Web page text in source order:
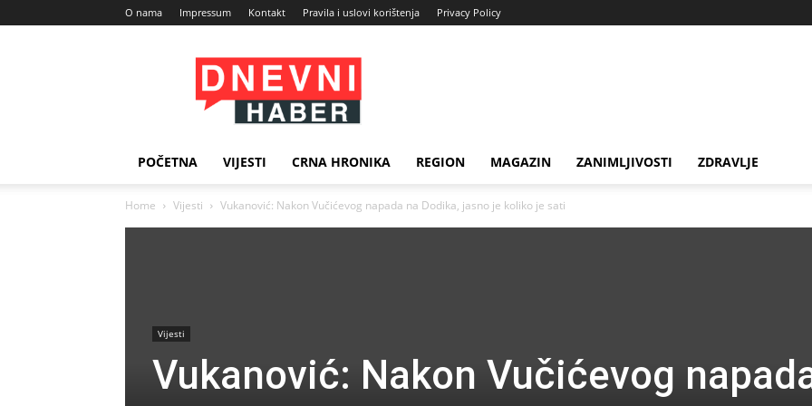
O nama Impressum Kontakt Pravila i uslovi korištenja Privacy Policy
Dnevni
Haber
POČETNA VIJESTI CRNA HRONIKA REGION MAGAZIN ZANIMLJIVOSTI ZDRAVLJE
Home Vijesti Vukanović: Nakon Vučićevog napada na Dodika, jasno je koliko je sati
Vijesti
Vukanović: Nakon Vučićevog